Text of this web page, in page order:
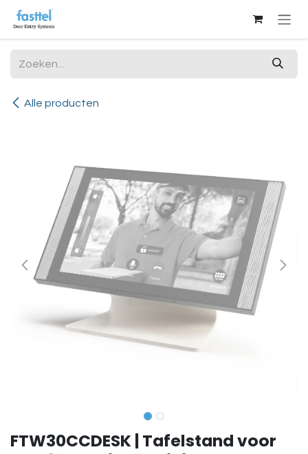
Overslaan naar inhoud
Alle producten
FTW30CCDESK | Tafelstand voor